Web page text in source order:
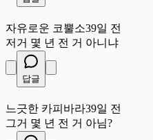
자유로운 코뿔소39일 전
저거 몇 년 전 거 아니냐
답글
느긋한 카피바라39일 전
그거 몇 년 전 거 아님?